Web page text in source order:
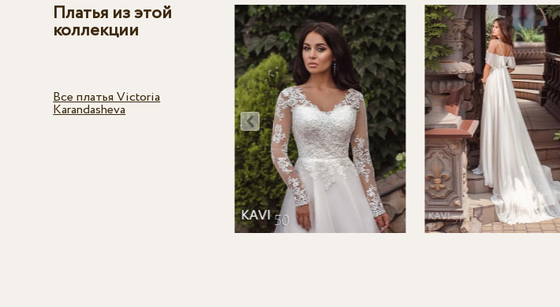
Платья из этой
коллекции
Все платья Victoria
Karandasheva